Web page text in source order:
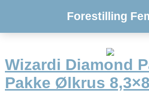
Forestilling
Wizardi Diamond
Pakke Ølkrus